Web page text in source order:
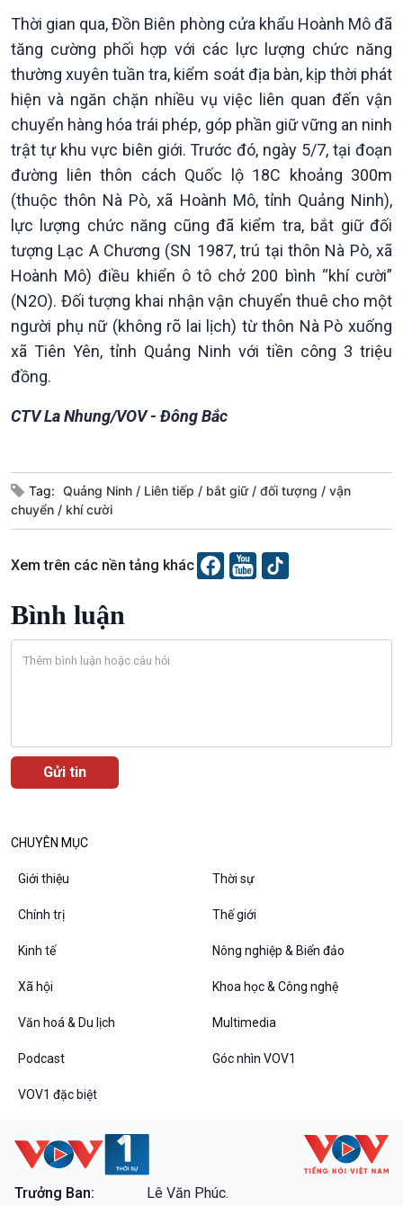
Chuyển đổi Xanh
Tài nguyên và Môi trường
Chuyên gia của bạn
Xã hội chuyển động
Bước chân đến trường
Sống chung với biến đổi
khí hậu
Văn hoá & Du lịch
Tin Văn hoá & Du lịch
Câu chuyện Thể thao
Multimedia
Infographic
Câu chuyện thời sự
VOV1 đặc biệt
Thanh âm ký sự
Các chương trình đặc biệt
Thời gian qua, Đồn Biên phòng cửa khẩu Hoành Mô đã
tăng cường phối hợp với các lực lượng chức năng
thường xuyên tuần tra, kiểm soát địa bàn, kịp thời phát
hiện và ngăn chặn nhiều vụ việc liên quan đến vận
chuyển hàng hóa trái phép, góp phần giữ vững an ninh
trật tự khu vực biên giới. Trước đó, ngày 5/7, tại đoạn
đường liên thôn cách Quốc lộ 18C khoảng 300m
(thuộc thôn Nà Pò, xã Hoành Mô, tỉnh Quảng Ninh),
lực lượng chức năng cũng đã kiểm tra, bắt giữ đối
tượng Lạc A Chương (SN 1987, trú tại thôn Nà Pò, xã
Hoành Mô) điều khiển ô tô chở 200 bình “khí cười”
(N2O). Đối tượng khai nhận vận chuyển thuê cho một
người phụ nữ (không rõ lai lịch) từ thôn Nà Pò xuống
xã Tiên Yên, tỉnh Quảng Ninh với tiền công 3 triệu
đồng.
CTV La Nhung/VOV - Đông Bắc
Tag: Quảng Ninh Liên tiếp bắt giữ đối tượng
vận
chuyển
khí cười
Xem trên các nền tảng khác
Bình luận
CHUYÊN MỤC
Giới thiệu Thời sự
Chính trị Thế giới
Kinh tế Nông nghiệp & Biển đảo
Xã hội Khoa học & Công nghệ
Văn hoá & Du lịch Multimedia
Podcast Góc nhìn VOV1
VOV1 đặc biệt
Trưởng Ban: Lê Văn Phúc.